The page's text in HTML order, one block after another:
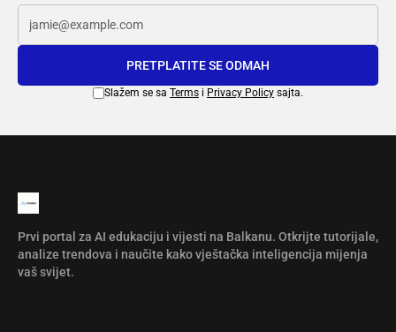
PRETPLATITE SE ODMAH
Slažem se sa Terms i Privacy Policy sajta.
Prvi portal za AI edukaciju i vijesti na Balkanu. Otkrijte tutorijale,
analize trendova i naučite kako vještačka inteligencija mijenja
vaš svijet.